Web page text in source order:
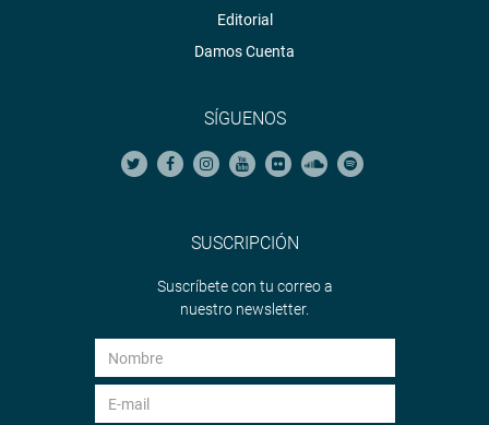
Editorial
Damos Cuenta
SÍGUENOS
SUSCRIPCIÓN
Suscríbete con tu correo a
nuestro newsletter.